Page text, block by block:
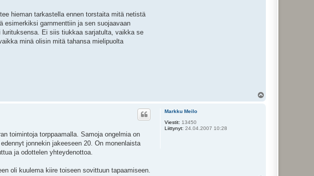
hieman tarkastella ennen torstaita mitä netistä
esimerkiksi garnmenttiin ja sen suojaavaan
Ei siis tiukkaa sarjatulta, vaikka se
minä olisin mitä tahansa mielipuolta
Markku Meilo
Viestit: 13450
Liittynyt: 24.04.2007 10:28
toimintoja torppaamalla. Samoja ongelmia on
jonnekin jakeeseen 20. On monenlaista
ja odottelen yhteydenottoa.
oli kuulema kiire toiseen sovittuun tapaamiseen.